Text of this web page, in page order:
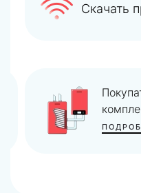
Скачать